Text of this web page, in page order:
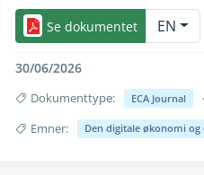
Se dokumentet
EN
30/06/2026
Dokumenttype: ECA Journal
Emner:
Skjul/vis helt kun for seende
Den digitale økonomi